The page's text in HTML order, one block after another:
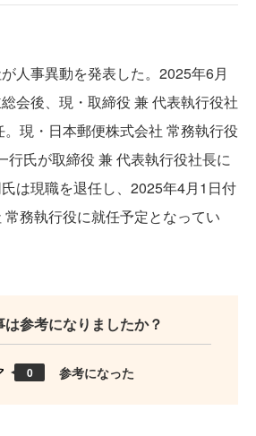
人事異動を発表した。2025年6月
会後、現・取締役 兼 代表執行役社
現・日本郵便株式会社 常務執行役
行氏が取締役 兼 代表執行役社長に
は現職を退任し、2025年4月1日付
務執行役に就任予定となってい
は参考になりましたか？
0 参考になった